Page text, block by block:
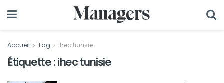
Accueil Tag ihec tunisie
Étiquette :ihec tunisie